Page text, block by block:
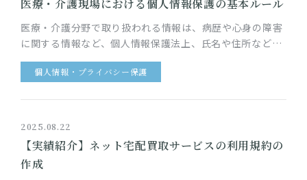
医療・介護現場における個人情報保護の基本ルール
医療・介護分野で取り扱われる情報は、病歴や心身の障害
に関する情報など、個人情報保護法上、氏名や住所などの
一般的な個人情報に比して厳格な取り扱いが求められてい
る「要配慮個人情報」が大…
個人情報・プライバシー保護
2025.08.22
【実績紹介】ネット宅配買取サービスの利用規約の
作成